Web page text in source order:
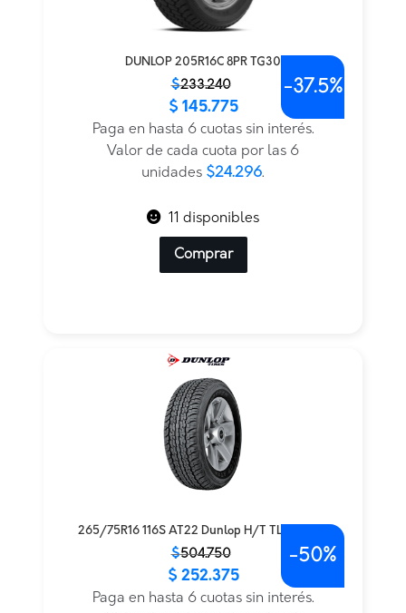
DUNLOP 205R16C 8PR TG30
$233.240
original
$233.240.
actual
$ 145.775
Paga en hasta 6 cuotas sin interés.
Valor de cada cuota por las 6
unidades $24.296.
-37.5%
11 disponibles
Comprar
265/75R16 116S AT22 Dunlop H/T TL BLK JAP
$504.750
original
actual
$ 252.375
Paga en hasta 6 cuotas sin interés.
-50%